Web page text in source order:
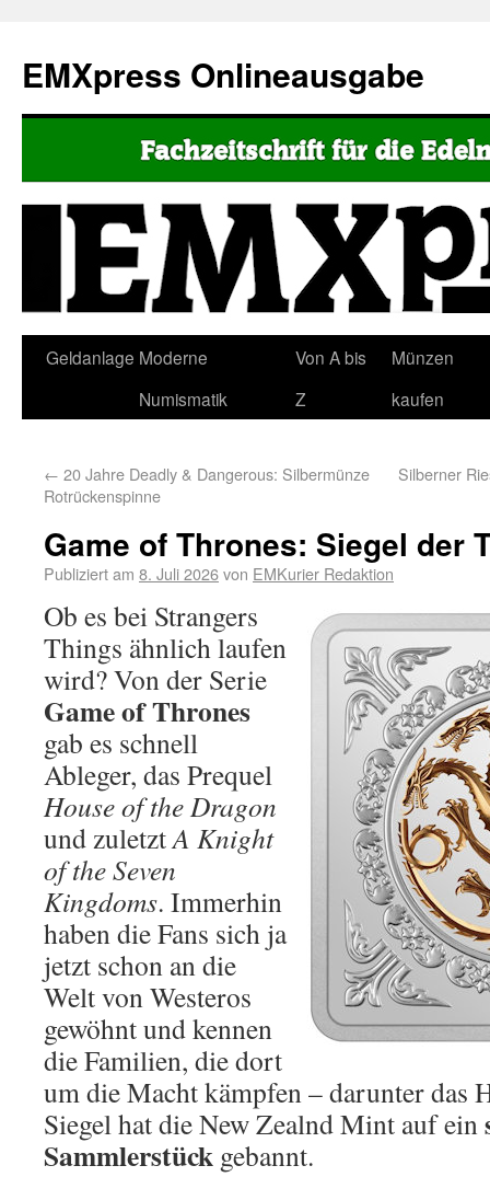
EMXpress Onlineausgabe
Geldanlage Moderne
Numismatik
Von A bis
Z
Münzen
kaufen
← 20 Jahre Deadly & Dangerous: Silbermünze
Rotrückenspinne
Silberner
Game of Thrones: Siegel der
Publiziert am 8. Juli 2026von EMKurier Redaktion
Ob es bei Strangers
Things ähnlich laufen
wird? Von der Serie
Game of Thrones
gab es schnell
Ableger, das Prequel
House of the Dragon
und zuletztA Knight
of the Seven
Kingdoms. Immerhin
haben die Fans sich ja
jetzt schon an die
Welt von Westeros
gewöhnt und kennen
die Familien, die dort
um die Macht kämpfen – darunter das
Siegel hat die New Zealnd Mint auf ein
Sammlerstück gebannt.